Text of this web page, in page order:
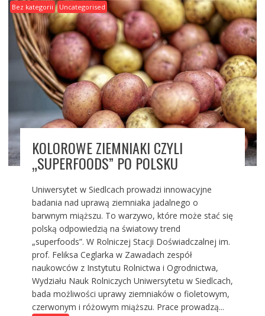
Bez kategorii Uncategorised
KOLOROWE ZIEMNIAKI CZYLI
„SUPERFOODS” PO POLSKU
Uniwersytet w Siedlcach prowadzi innowacyjne
badania nad uprawą ziemniaka jadalnego o
barwnym miąższu. To warzywo, które może stać się
polską odpowiedzią na światowy trend
„superfoods”. W Rolniczej Stacji Doświadczalnej im.
prof. Feliksa Ceglarka w Zawadach zespół
naukowców z Instytutu Rolnictwa i Ogrodnictwa,
Wydziału Nauk Rolniczych Uniwersytetu w Siedlcach,
bada możliwości uprawy ziemniaków o fioletowym,
czerwonym i różowym miąższu. Prace prowadzą...